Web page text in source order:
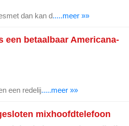
dan kan d.....meer »»
een betaalbaar Americana-
een redelij.....meer »»
mixhoofdtelefoon